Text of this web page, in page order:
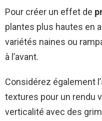
Pour créer un effet de
plantes plus hautes en
variétés naines ou
à l’avant.
Considérez également
textures pour un rendu
verticalité avec des